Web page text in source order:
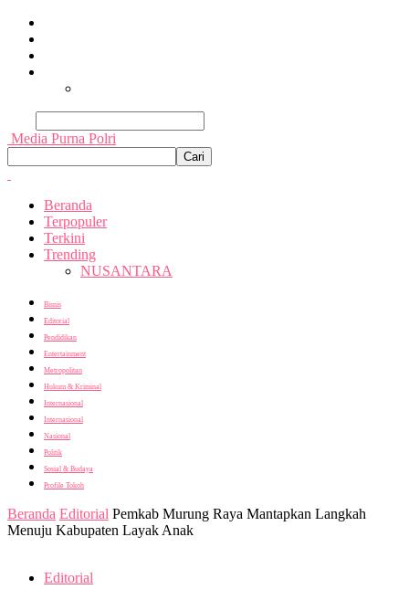
Media Purna Polri
Beranda
Terpopuler
Terkini
Trending
NUSANTARA
Bisnis
Editorial
Pendidikan
Entertainment
Metropolitan
Hukum & Kriminal
Internasional
Internasional
Nasional
Politik
Sosial & Budaya
Profile Tokoh
Beranda Editorial Pemkab Murung Raya Mantapkan Langkah
Menuju Kabupaten Layak Anak
Editorial